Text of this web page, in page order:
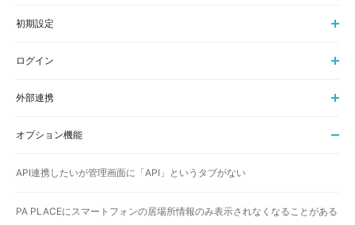
初期設定
ログイン
外部連携
オプション機能
API連携したいが管理画面に「API」というタブがない
PA PLACEにスマートフォンの居場所情報のみ表示されなくなることがある